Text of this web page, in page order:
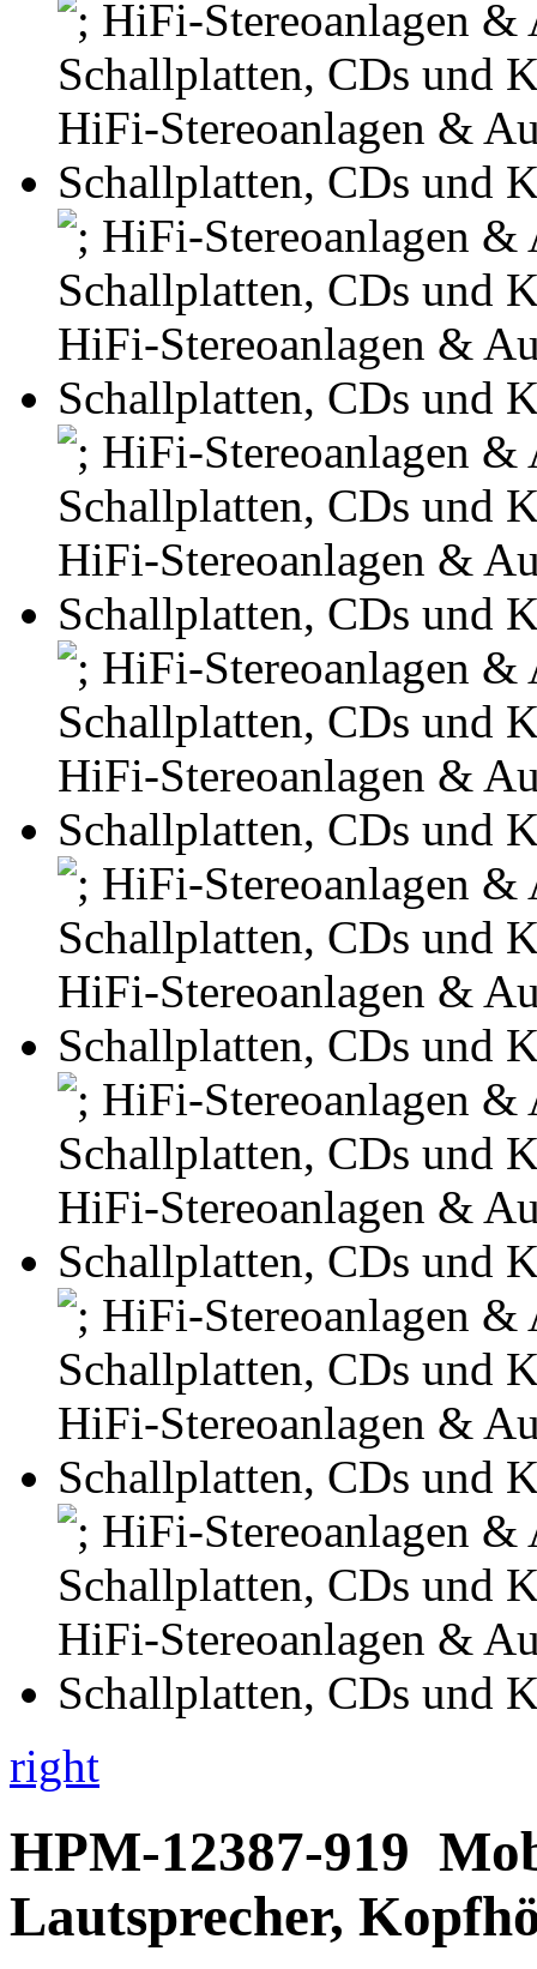
right
HPM-12387-919
Lautsprecher,